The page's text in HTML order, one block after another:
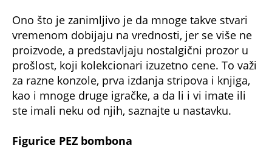
Ono što je zanimljivo je da mnoge takve stvari
vremenom dobijaju na vrednosti, jer se više ne
proizvode, a predstavljaju nostalgični prozor u
prošlost, koji kolekcionari izuzetno cene. To važi
za razne konzole, prva izdanja stripova i knjiga,
kao i mnoge druge igračke, a da li i vi imate ili
ste imali neku od njih, saznajte u nastavku.
Figurice PEZ bombona